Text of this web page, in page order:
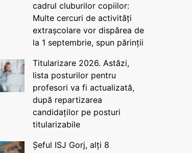
cadrul cluburilor copiilor:
Multe cercuri de activități
extrașcolare vor dispărea de
la 1 septembrie, spun părinții
Titularizare 2026. Astăzi,
lista posturilor pentru
profesori va fi actualizată,
după repartizarea
candidaților pe posturi
titularizabile
Șeful ISJ Gorj, alți 8